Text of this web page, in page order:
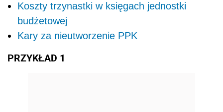
Koszty trzynastki w księgach jednostki
budżetowej
Kary za nieutworzenie PPK
PRZYKŁAD 1